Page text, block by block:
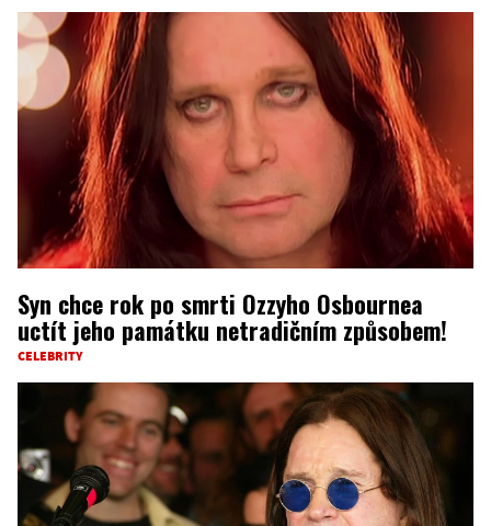
Syn chce rok po smrti Ozzyho Osbournea
uctít jeho památku netradičním způsobem!
CELEBRITY